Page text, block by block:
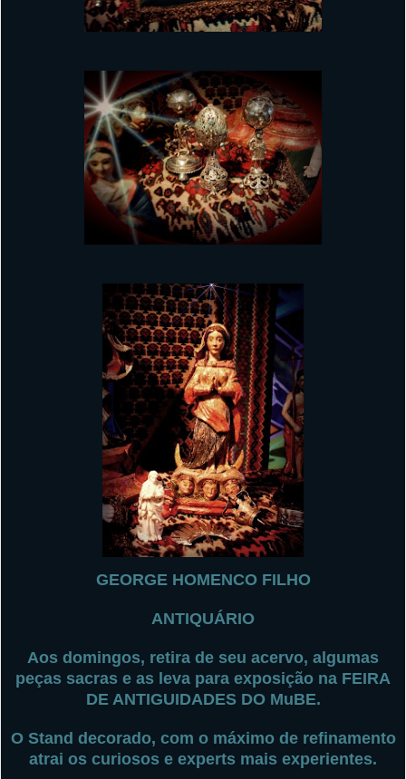
GEORGE HOMENCO FILHO
ANTIQUÁRIO
Aos domingos, retira de seu acervo, algumas
peças sacras e as leva para exposição na FEIRA
DE ANTIGUIDADES DO MuBE.
O Stand decorado, com o máximo de refinamento
atrai os curiosos e experts mais experientes.